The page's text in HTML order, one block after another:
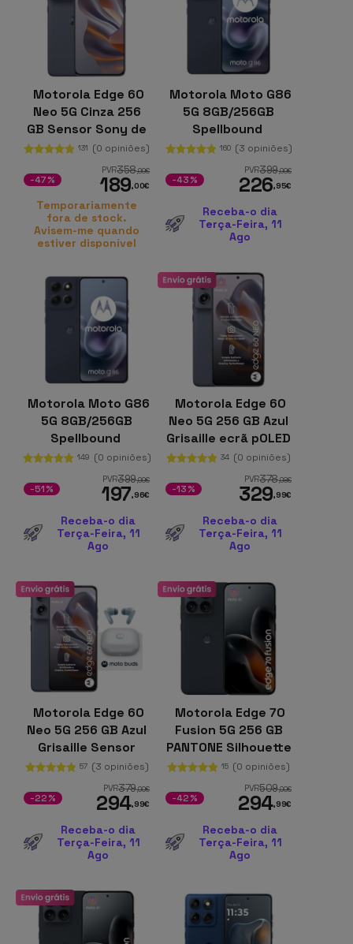
Motorola Edge 60
Neo 5G Cinza 256
GB Sensor Sony de
50 MPx 8 GB de
RAM Moto AI
131 (0 opiniões)
PVR358,99€
189,00€
-47%
Temporariamente
fora de stock.
Avisem-me quando
estiver disponível
Motorola Moto G86
5G 8GB/256GB
Spellbound
160 (3 opiniões)
PVR399,99€
226,95€
-43%
Receba-o dia
Terça-Feira, 11
Ago
Motorola Moto G86
5G 8GB/256GB
Spellbound
149 (0 opiniões)
PVR399,99€
197,96€
-51%
Receba-o dia
Terça-Feira, 11
Ago
Motorola Edge 60
Neo 5G 256 GB Azul
Grisaille ecrã pOLED
HDR10+ 12 GB de
RAM Moto AI
34 (0 opiniões)
PVR378,98€
329,99€
-13%
Receba-o dia
Terça-Feira, 11
Ago
Motorola Edge 60
Neo 5G 256 GB Azul
Grisaille Sensor
Sony de 50 MPx 8
GB de RAM Moto AI
+ Auriculares Moto
57 (3 opiniões)
PVR379,00€
294,99€
-22%
Receba-o dia
Terça-Feira, 11
Ago
Motorola Edge 70
Fusion 5G 256 GB
PANTONE Silhouette
8 GB pOLED 144 Hz
15 (0 opiniões)
PVR509,00€
294,99€
-42%
Receba-o dia
Terça-Feira, 11
Ago